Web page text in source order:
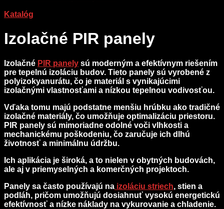
Katalóg
Izolačné PIR panely
Izolačné PIR panely sú moderným a efektívnym riešením
pre tepelnú izoláciu budov. Tieto panely sú vyrobené z
polyizokyanurátu, čo je materiál s vynikajúcimi
izolačnými vlastnosťami a nízkou tepelnou vodivosťou.
Vďaka tomu majú podstatne menšiu hrúbku ako tradičné
izolačné materiály, čo umožňuje optimalizáciu priestoru.
PIR panely sú mimoriadne odolné voči vlhkosti a
mechanickému poškodeniu, čo zaručuje ich dlhú
životnosť a minimálnu údržbu.
Ich aplikácia je široká, a to nielen v obytných budovách,
ale aj v priemyselných a komerčných projektoch.
Panely sa často používajú na izoláciu striech, stien a
podláh, pričom umožňujú dosiahnuť vysokú energetickú
efektívnosť a nízke náklady na vykurovanie a chladenie.